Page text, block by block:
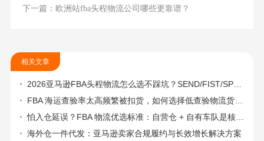
下一篇：欧洲站fba头程物流公司哪些更靠谱？
相关文章
2026亚马逊FBA头程物流怎么选不踩坑？SEND/FIST/SPN官方认证物流商，只有这家敢承诺“准达率第一”
FBA 海运查验率太高频繁被扣货，如何选择低查验物流货代？
怕入仓延误？FBA 物流优选标准：自营仓 + 自有车队是核心硬指标
海外仓一件代发：亚马逊卖家合规履约与长效增长解决方案